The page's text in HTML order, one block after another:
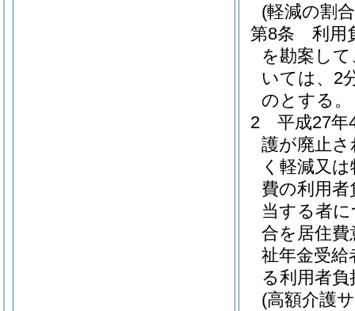
(軽減の割
第8条
利用
を勘案し
いては、2
のとする。
2
平成27年
護が廃止
く軽減又
費の利用
当する者
合を居住
祉年金受給
る利用者
(高額介護